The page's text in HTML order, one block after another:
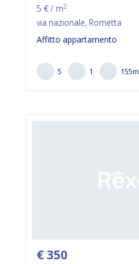
5 € / m2
via nazionale, Rometta
Affitto appartamento
5 1 155m
€ 350